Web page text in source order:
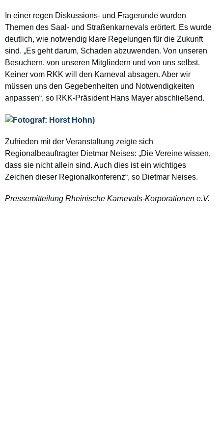
In einer regen Diskussions- und Fragerunde wurden
Themen des Saal- und Straßenkarnevals erörtert. Es wurde
deutlich, wie notwendig klare Regelungen für die Zukunft
sind. „Es geht darum, Schaden abzuwenden. Von unseren
Besuchern, von unseren Mitgliedern und von uns selbst.
Keiner vom RKK will den Karneval absagen. Aber wir
müssen uns den Gegebenheiten und Notwendigkeiten
anpassen“, so RKK-Präsident Hans Mayer abschließend.
Zufrieden mit der Veranstaltung zeigte sich
Regionalbeauftragter Dietmar Neises: „Die Vereine wissen,
dass sie nicht allein sind. Auch dies ist ein wichtiges
Zeichen dieser Regionalkonferenz“, so Dietmar Neises.
Pressemitteilung Rheinische Karnevals-Korporationen e.V.